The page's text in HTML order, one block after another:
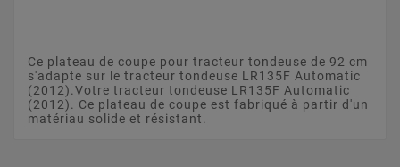
Ce plateau de coupe pour tracteur tondeuse de 92 cm
s'adapte sur le tracteur tondeuse LR135F Automatic
(2012).Votre tracteur tondeuse LR135F Automatic
(2012). Ce plateau de coupe est fabriqué à partir d'un
matériau solide et résistant.